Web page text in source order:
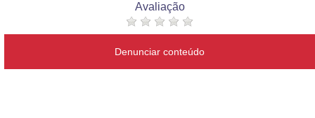
Avaliação
Denunciar conteúdo